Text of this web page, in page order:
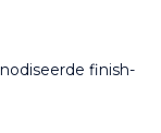
finish-